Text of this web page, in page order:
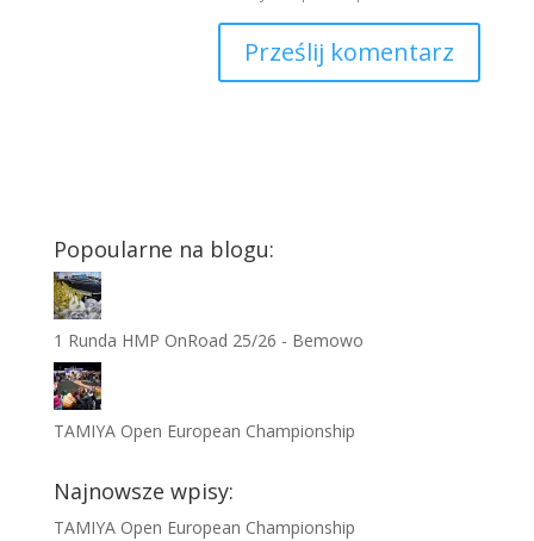
Popoularne na blogu:
1 Runda HMP OnRoad 25/26 - Bemowo
TAMIYA Open European Championship
Najnowsze wpisy:
TAMIYA Open European Championship